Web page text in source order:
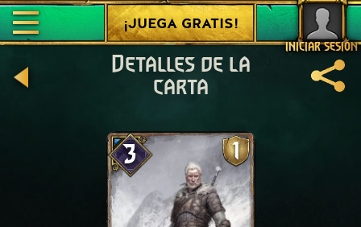
INICIAR SESIÓN
¡JUEGA GRATIS!
Detalles de la
carta
3 1